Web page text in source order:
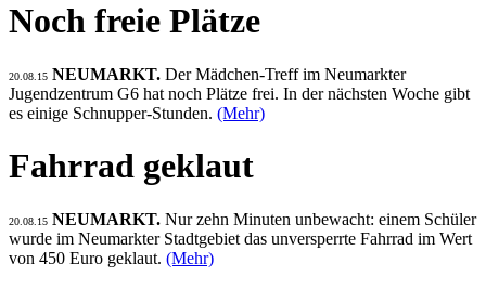
Noch freie Plätze
20.08.15 NEUMARKT. Der Mädchen-Treff im Neumarkter
Jugendzentrum G6 hat noch Plätze frei. In der nächsten Woche gibt
es einige Schnupper-Stunden. (Mehr)
Fahrrad geklaut
20.08.15 NEUMARKT. Nur zehn Minuten unbewacht: einem Schüler
wurde im Neumarkter Stadtgebiet das unversperrte Fahrrad im Wert
von 450 Euro geklaut. (Mehr)